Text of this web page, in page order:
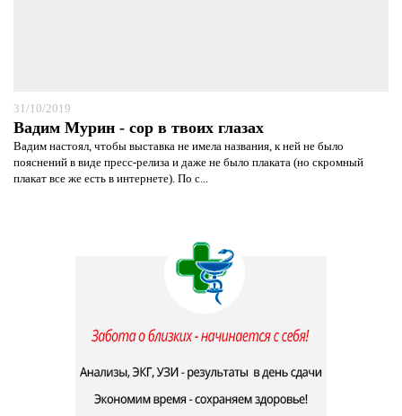
31/10/2019
Вадим Мурин - сор в твоих глазах
Вадим настоял, чтобы выставка не имела названия, к ней не было
пояснений в виде пресс-релиза и даже не было плаката (но скромный
плакат все же есть в интернете). По с...